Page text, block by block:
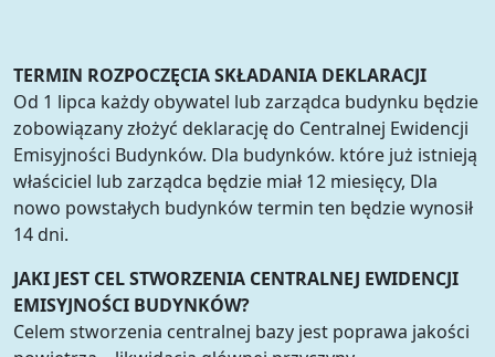
TERMIN ROZPOCZĘCIA SKŁADANIA DEKLARACJI
Od 1 lipca każdy obywatel lub zarządca budynku będzie
zobowiązany złożyć deklarację do Centralnej Ewidencji
Emisyjności Budynków. Dla budynków. które już istnieją
właściciel lub zarządca będzie miał 12 miesięcy, Dla
nowo powstałych budynków termin ten będzie wynosił
14 dni.
JAKI JEST CEL STWORZENIA CENTRALNEJ EWIDENCJI
EMISYJNOŚCI BUDYNKÓW?
Celem stworzenia centralnej bazy jest poprawa jakości